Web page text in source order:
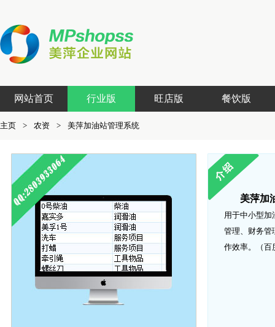
网站首页 行业版 旺店版 餐饮版
主页 > 农资 > 美萍加油站管理系统
美萍加
用于中小型加
管理、财务管
作效率。（百